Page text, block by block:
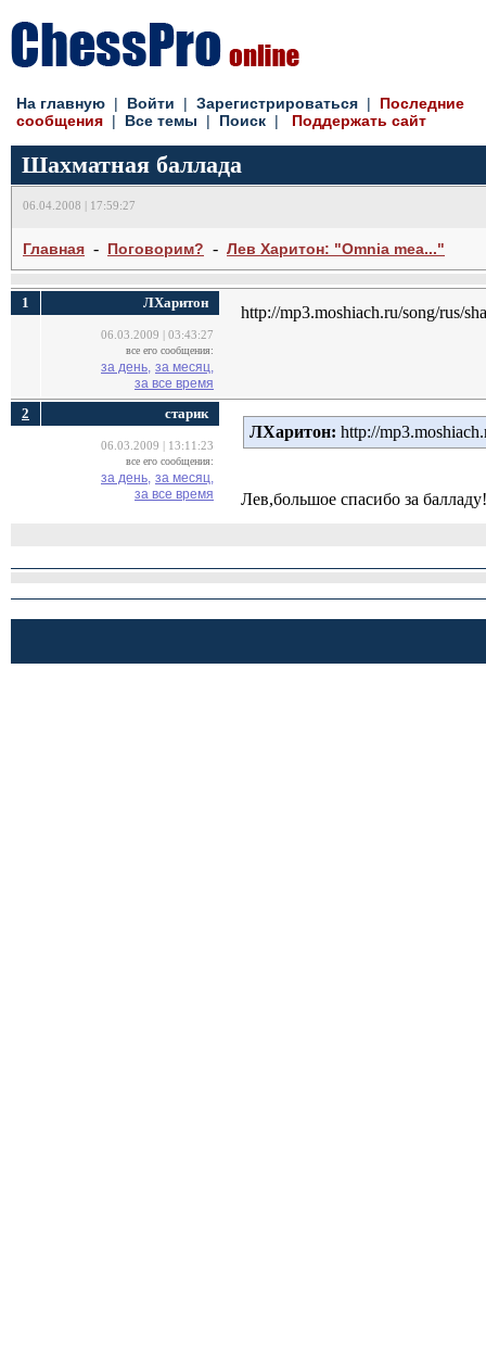
На главную | Войти | Зарегистрироваться | Последние
сообщения | Все темы | Поиск | Поддержать сайт
Шахматная баллада
06.04.2008 | 17:59:27
Главная - Поговорим? - Лев Харитон: "Omnia mea..."
1 ЛХаритон
06.03.2009 | 03:43:27
все его сообщения:
за день, за месяц,
за все время
http://mp3.moshiach.ru/song/rus/
2 cтарик
06.03.2009 | 13:11:23
все его сообщения:
за день, за месяц,
за все время
ЛХаритон: http://
Лев,большое спасибо за балладу!